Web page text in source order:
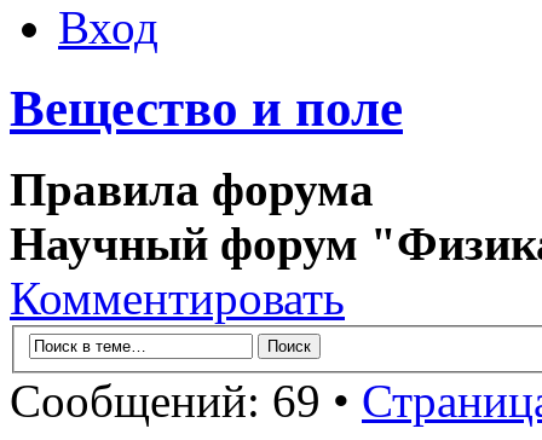
Вход
Вещество и поле
Правила форума
Научный форум
Комментировать
Сообщений: 69 •